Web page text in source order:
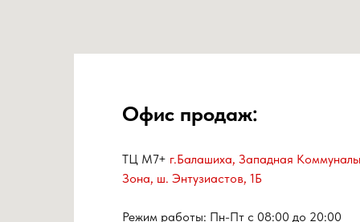
Офис продаж:
ТЦ М7+ г.Балашиха, Западная
Зона, ш. Энтузиастов, 1Б
Режим работы: Пн-Пт с 08:00 до 20:00